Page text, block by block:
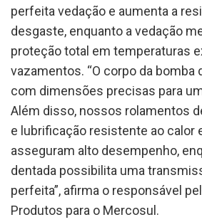
perfeita vedação e aumenta a
desgaste, enquanto a vedação
proteção total em temperaturas
vazamentos. “O corpo da bomba
com dimensões precisas para
Além disso, nossos rolamentos
e lubrificação resistente ao calor
asseguram alto desempenho,
dentada possibilita uma
perfeita”, afirma o responsável
Produtos para o Mercosul.